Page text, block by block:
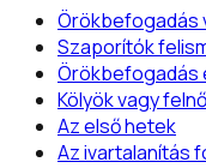
Örökbefogadás
Szaporítók
Örökbefogadás
Kölyök vagy
Az első hetek
Az ivartalanítás